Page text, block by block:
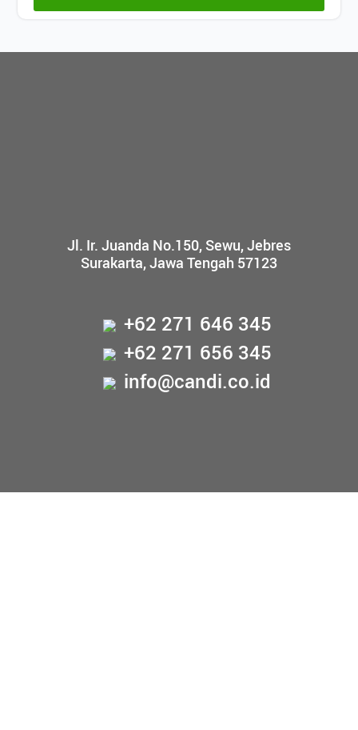
Jl. Ir. Juanda No.150, Sewu, Jebres
Surakarta, Jawa Tengah 57123
+62 271 646 345
+62 271 656 345
info@candi.co.id